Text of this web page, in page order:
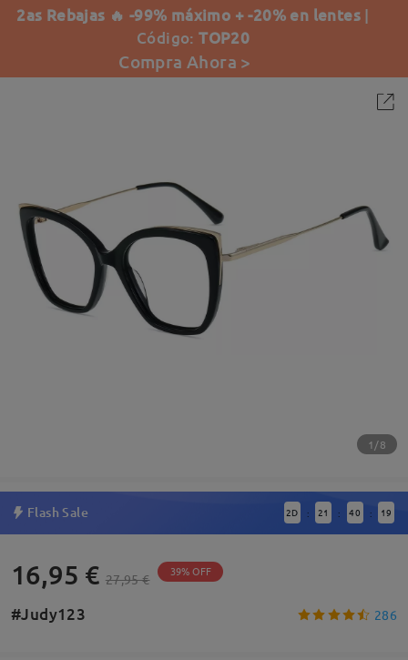
2as Rebajas 🔥 -99% máximo + -20% en lentes |
Código:TOP20
Compra Ahora >
1/8
Flash Sale 2D : 21 : 40 : 19
16,95 € 27,95 € 39% OFF
#Judy123 286